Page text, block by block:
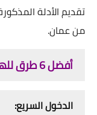
تقديم الأدلة
من عمان.
أفضل 6 طرق للهجرة من عمان إلى كندا:
الدخول السريع: